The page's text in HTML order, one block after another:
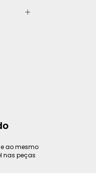
ao mesmo
nas peças